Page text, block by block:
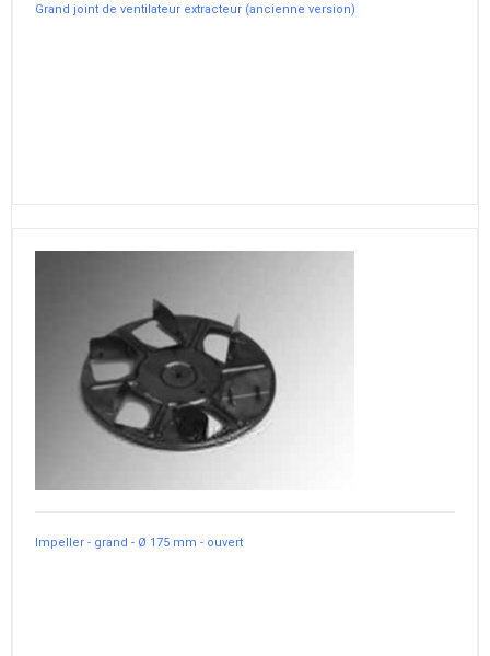
Grand joint de ventilateur extracteur (ancienne version)
Impeller - grand - Ø 175 mm - ouvert